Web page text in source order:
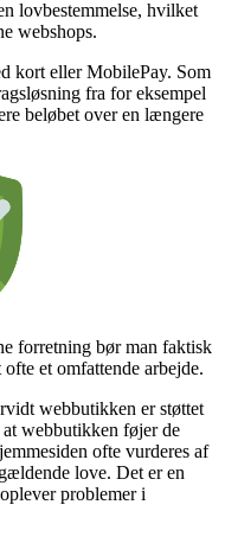
lovbestemmelse, hvilket
webshops.
kort eller MobilePay. Som
fra for eksempel
beløbet over en længere
forretning bør man faktisk
et omfattende arbejde.
webbutikken er støttet
webbutikken føjer de
ofte vurderes af
love. Det er en
problemer i